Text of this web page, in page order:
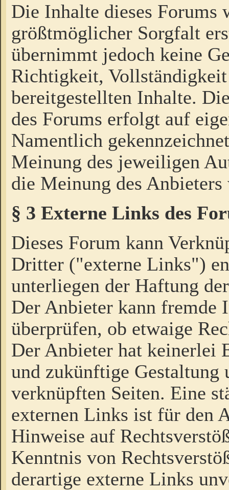
Die Inhalte dieses Forums
größtmöglicher Sorgfalt
übernimmt jedoch keine
Richtigkeit,
bereitgestellten Inhalte.
des Forums erfolgt auf
Namentlich
Meinung des jeweiligen
die Meinung des Anbieters
§ 3 Externe Links des
Dieses Forum kann
Dritter ("externe Links")
unterliegen der Haftung
Der Anbieter kann fremde
überprüfen, ob etwaige
Der Anbieter hat keinerlei
und zukünftige Gestaltung
verknüpften Seiten. Eine
externen Links ist für den
Hinweise auf
Kenntnis von
derartige externe Links